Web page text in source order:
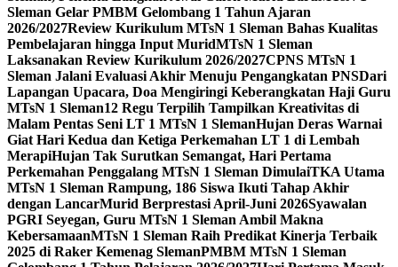
Sleman Gelar PMBM Gelombang 1 Tahun Ajaran
2026/2027Review Kurikulum MTsN 1 Sleman Bahas Kualitas
Pembelajaran hingga Input MuridMTsN 1 Sleman
Laksanakan Review Kurikulum 2026/2027CPNS MTsN 1
Sleman Jalani Evaluasi Akhir Menuju Pengangkatan PNSDari
Lapangan Upacara, Doa Mengiringi Keberangkatan Haji Guru
MTsN 1 Sleman12 Regu Terpilih Tampilkan Kreativitas di
Malam Pentas Seni LT 1 MTsN 1 SlemanHujan Deras Warnai
Giat Hari Kedua dan Ketiga Perkemahan LT 1 di Lembah
MerapiHujan Tak Surutkan Semangat, Hari Pertama
Perkemahan Penggalang MTsN 1 Sleman DimulaiTKA Utama
MTsN 1 Sleman Rampung, 186 Siswa Ikuti Tahap Akhir
dengan LancarMurid Berprestasi April-Juni 2026Syawalan
PGRI Seyegan, Guru MTsN 1 Sleman Ambil Makna
KebersamaanMTsN 1 Sleman Raih Predikat Kinerja Terbaik
2025 di Raker Kemenag SlemanPMBM MTsN 1 Sleman